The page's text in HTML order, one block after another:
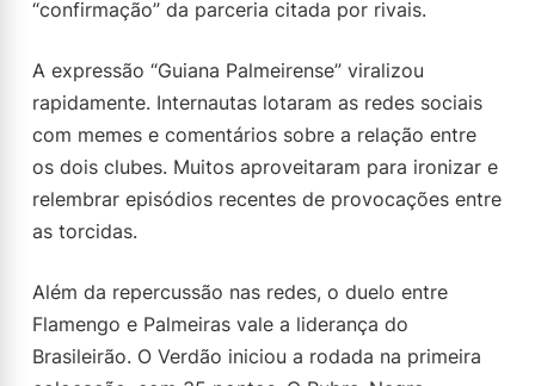
“confirmação” da parceria citada por rivais.
A expressão “Guiana Palmeirense” viralizou
rapidamente. Internautas lotaram as redes sociais
com memes e comentários sobre a relação entre
os dois clubes. Muitos aproveitaram para ironizar e
relembrar episódios recentes de provocações entre
as torcidas.
Além da repercussão nas redes, o duelo entre
Flamengo e Palmeiras vale a liderança do
Brasileirão. O Verdão iniciou a rodada na primeira